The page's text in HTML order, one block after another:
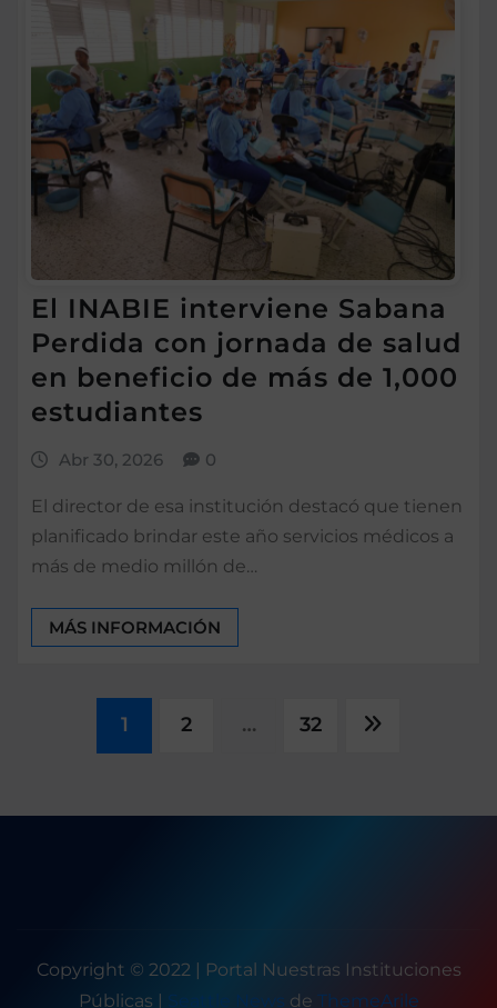
El INABIE interviene Sabana
Perdida con jornada de salud
en beneficio de más de 1,000
estudiantes
Abr 30, 2026 0
El director de esa institución destacó que tienen
planificado brindar este año servicios médicos a
más de medio millón de…
MÁS INFORMACIÓN
Paginación
1 2 … 32
Copyright © 2022 | Portal Nuestras Instituciones
Públicas | Seattle News de ThemeArile